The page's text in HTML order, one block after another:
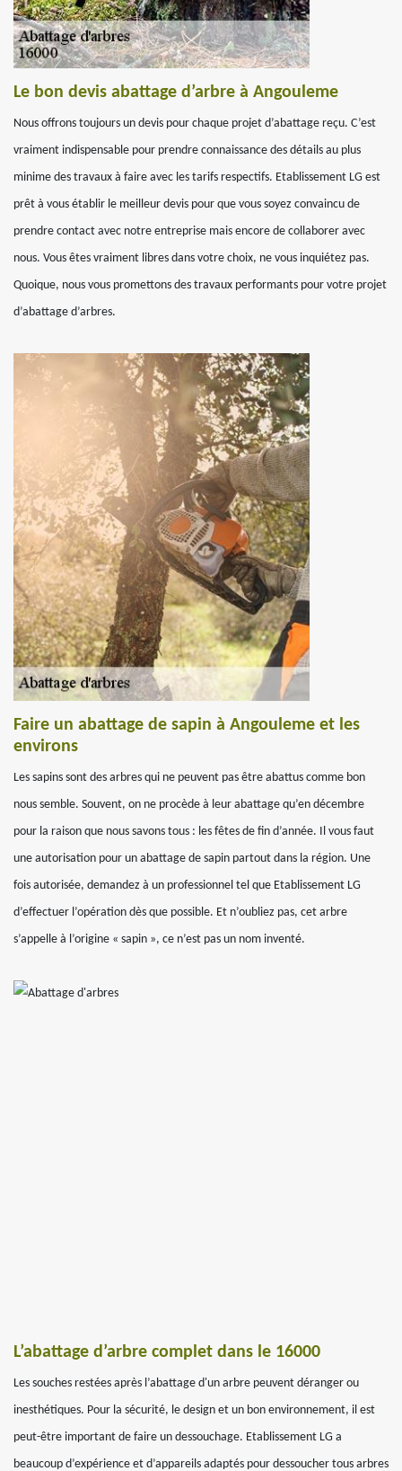
Le bon devis abattage d’arbre à Angouleme
Nous offrons toujours un devis pour chaque projet d’abattage reçu. C’est
vraiment indispensable pour prendre connaissance des détails au plus
minime des travaux à faire avec les tarifs respectifs. Etablissement LG est
prêt à vous établir le meilleur devis pour que vous soyez convaincu de
prendre contact avec notre entreprise mais encore de collaborer avec
nous. Vous êtes vraiment libres dans votre choix, ne vous inquiétez pas.
Quoique, nous vous promettons des travaux performants pour votre projet
d’abattage d’arbres.
Faire un abattage de sapin à Angouleme et les
environs
Les sapins sont des arbres qui ne peuvent pas être abattus comme bon
nous semble. Souvent, on ne procède à leur abattage qu’en décembre
pour la raison que nous savons tous : les fêtes de fin d’année. Il vous faut
une autorisation pour un abattage de sapin partout dans la région. Une
fois autorisée, demandez à un professionnel tel que Etablissement LG
d’effectuer l’opération dès que possible. Et n’oubliez pas, cet arbre
s’appelle à l’origine « sapin », ce n’est pas un nom inventé.
L’abattage d’arbre complet dans le 16000
Les souches restées après l’abattage d'un arbre peuvent déranger ou
inesthétiques. Pour la sécurité, le design et un bon environnement, il est
peut-être important de faire un dessouchage. Etablissement LG a
beaucoup d’expérience et d’appareils adaptés pour dessoucher tous arbres